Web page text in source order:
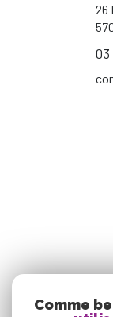
26
03
Comme